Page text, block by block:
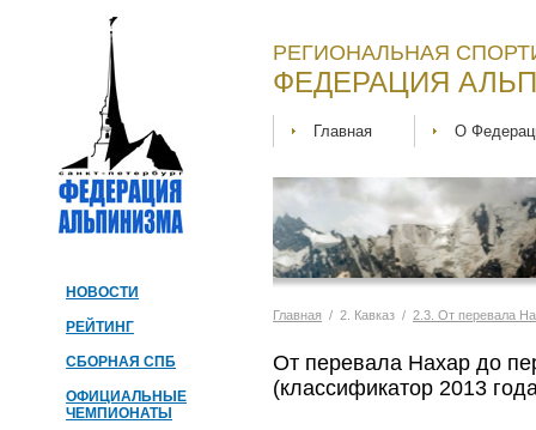
НОВОСТИ
РЕЙТИНГ
СБОРНАЯ СПБ
ОФИЦИАЛЬНЫЕ
ЧЕМПИОНАТЫ
РЕГИОНАЛЬНАЯ
ФЕДЕРАЦИЯ
Главная О
Главная / 2. Кавказ / 2.3. От перевала
От перевала Нахар до
(классификатор 2013